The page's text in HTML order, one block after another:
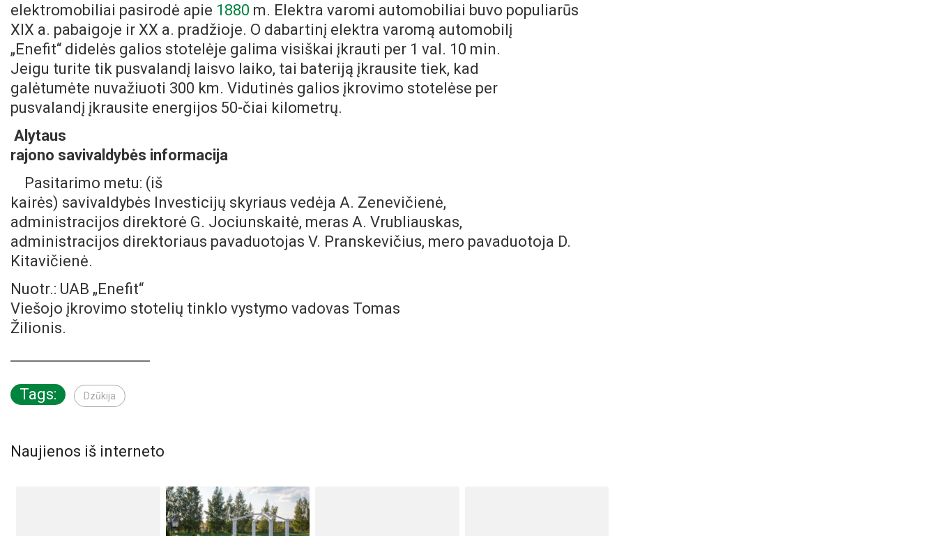
elektromobiliai pasirodė apie 1880 m. Elektra varomi automobiliai buvo populiarūs
XIX a. pabaigoje ir XX a. pradžioje. O dabartinį elektra varomą automobilį
„Enefit“ didelės galios stotelėje galima visiškai įkrauti per 1 val. 10 min.
Jeigu turite tik pusvalandį laisvo laiko, tai bateriją įkrausite tiek, kad
galėtumėte nuvažiuoti 300 km. Vidutinės galios įkrovimo stotelėse per
pusvalandį įkrausite energijos 50-čiai kilometrų.
Alytaus
rajono savivaldybės informacija
Pasitarimo metu: (iš
kairės) savivaldybės Investicijų skyriaus vedėja A. Zenevičienė,
administracijos direktorė G. Jociunskaitė, meras A. Vrubliauskas,
administracijos direktoriaus pavaduotojas V. Pranskevičius, mero pavaduotoja D.
Kitavičienė.
Nuotr.: UAB „Enefit“
Viešojo įkrovimo stotelių tinklo vystymo vadovas Tomas
Žilionis.
Tags: Dzūkija
Naujienos iš interneto